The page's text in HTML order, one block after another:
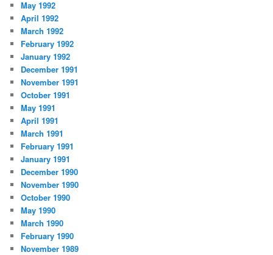
May 1992
April 1992
March 1992
February 1992
January 1992
December 1991
November 1991
October 1991
May 1991
April 1991
March 1991
February 1991
January 1991
December 1990
November 1990
October 1990
May 1990
March 1990
February 1990
November 1989